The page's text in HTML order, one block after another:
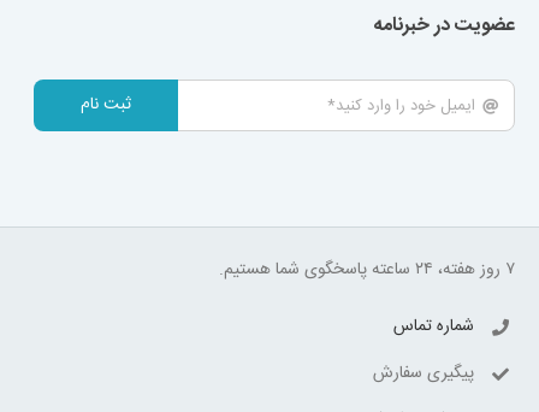
عضویت در خبرنامه
ثبت نام
۷ روز هفته، ۲۴ ساعته پاسخگوی شما هستیم.
شماره تماس
پیگیری سفارش